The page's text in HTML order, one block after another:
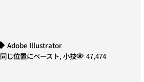
Adobe Illustrator
同じ位置にペースト, 小技 47,474